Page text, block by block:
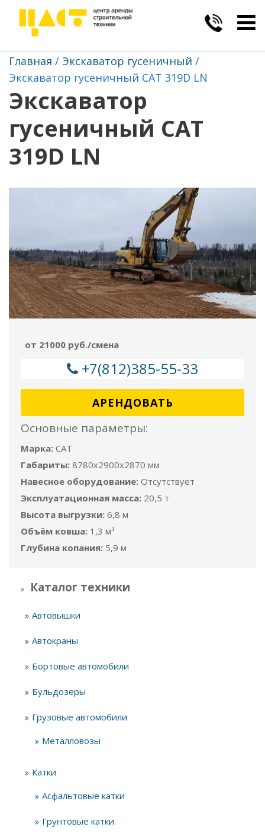
Главная
Экскаватор гусеничный
Экскаватор гусеничный CAT 319D LN
Экскаватор
гусеничный CAT
319D LN
от 21000 руб./смена
+7(812)385-55-33
АРЕНДОВАТЬ
Основные параметры:
Марка: CAT
Габариты: 8780x2900x2870 мм
Навесное оборудование: Отсутствует
Эксплуатационная масса: 20,5 т
Высота выгрузки: 6,8 м
Объём ковша: 1,3 м³
Глубина копания: 5,9 м
Каталог техники
Автовышки
Автокраны
Бортовые автомобили
Бульдозеры
Грузовые автомобили
Металловозы
Катки
Асфальтовые катки
Грунтовые катки